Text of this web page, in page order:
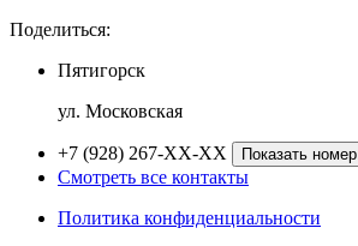
Поделиться:
Пятигорск
ул. Московская
+7 (928) 267-XX-XX Показать номер
Смотреть все контакты
Политика конфиденциальности